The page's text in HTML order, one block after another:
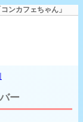
ンカフェちゃん」
ー